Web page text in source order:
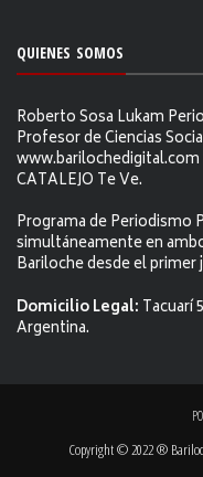
QUIENES SOMOS
Roberto Sosa Lukam
Profesor de Ciencias
CATALEJO Te Ve.
Programa de Periodismo
simultáneamente en
Bariloche desde el primer
Domicilio Legal: Tacuarí
Argentina.
Copyright © 2022 ®